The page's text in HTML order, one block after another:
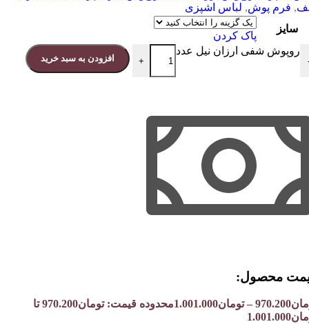
, فرم پوش, لباس اشپزی
سایز
پاک کردن
روپوش شفی ارزان نیل عدد
+ افزودن به سبد خرید
محصول:​
970.200
– تومان1.001.000
محدوده قیمت: تومان970.200 تا